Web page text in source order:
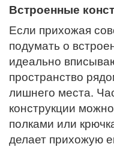
Встроенные
Если прихожая
подумать о
идеально
пространство
лишнего места.
конструкции
полками или
делает прихожую